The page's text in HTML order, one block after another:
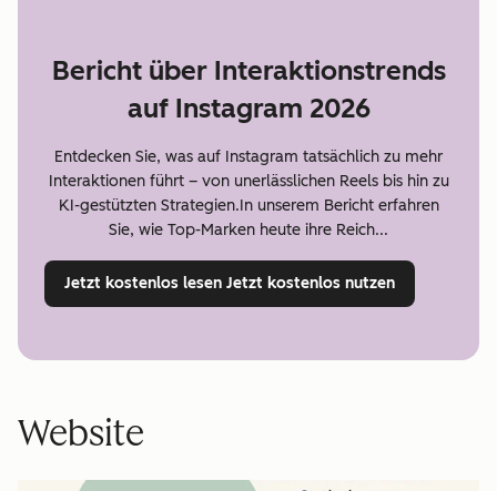
Bericht über Interaktionstrends
auf Instagram 2026
Entdecken Sie, was auf Instagram tatsächlich zu mehr
Interaktionen führt – von unerlässlichen Reels bis hin zu
KI-gestützten Strategien.In unserem Bericht erfahren
Sie, wie Top-Marken heute ihre Reich...
Jetzt kostenlos lesen Jetzt kostenlos nutzen
Website